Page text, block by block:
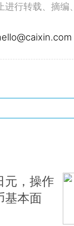
进行转载、摘编
元，操作
基本面